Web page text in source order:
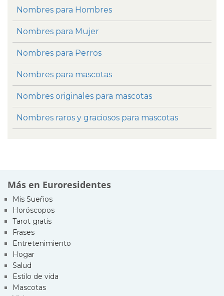
Nombres para Hombres
Nombres para Mujer
Nombres para Perros
Nombres para mascotas
Nombres originales para mascotas
Nombres raros y graciosos para mascotas
Más en Euroresidentes
Mis Sueños
Horóscopos
Tarot gratis
Frases
Entretenimiento
Hogar
Salud
Estilo de vida
Mascotas